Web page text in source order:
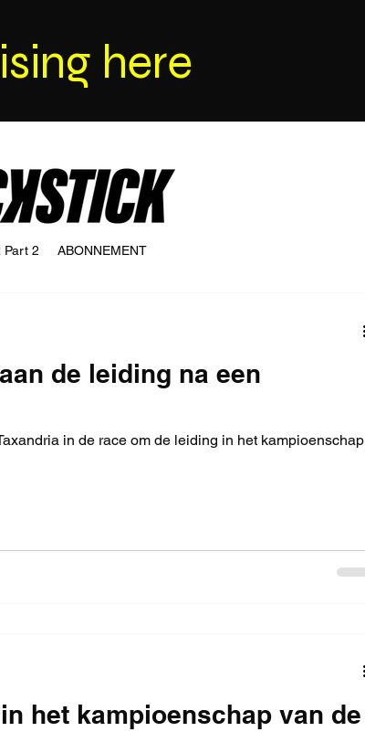
here
Part 2 ABONNEMENT
de leiding na een
in de race om de leiding in het kampioenschap
het kampioenschap van de